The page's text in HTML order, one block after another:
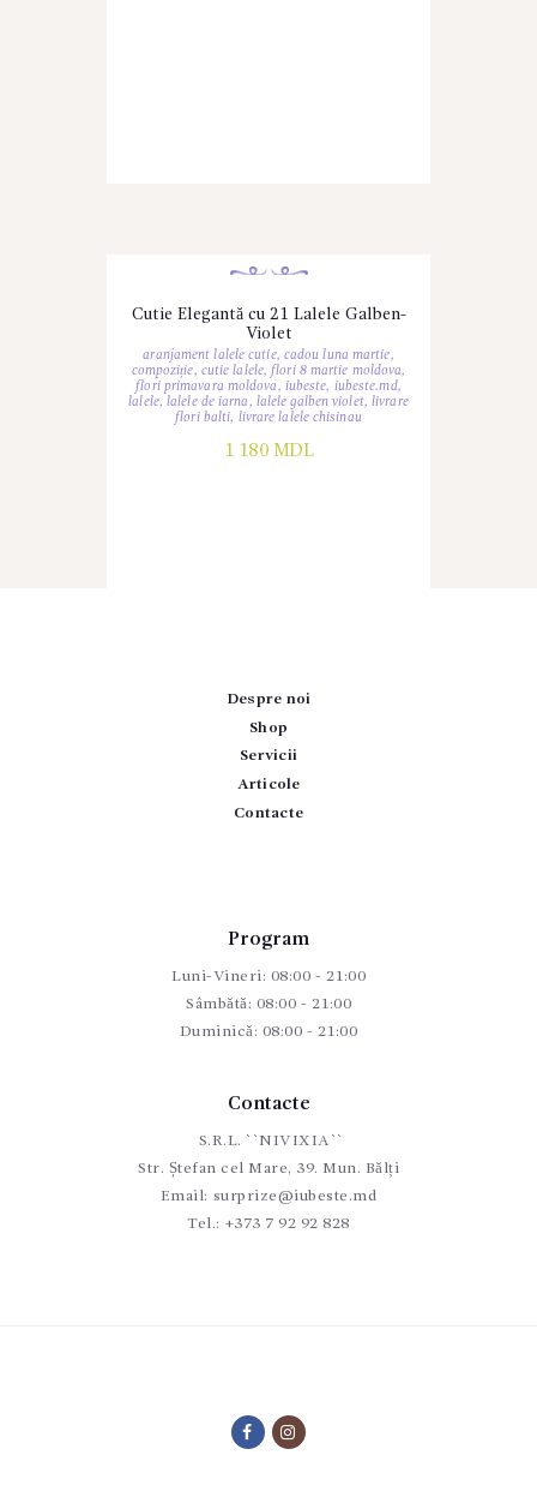
Cutie Elegantă cu 21 Lalele Galben-
Violet
aranjament lalele cutie, cadou luna martie,
compoziție, cutie lalele,flori 8 martie moldova,
flori primavara moldova, iubeste, iubeste.md,
lalele,lalele de iarna, lalele galben violet, livrare
flori balti, livrare lalele chisinau
1 180 MDL
Despre noi
Shop
Servicii
Articole
Contacte
Program
Luni-Vineri: 08:00 - 21:00
Sâmbătă: 08:00 - 21:00
Duminică: 08:00 - 21:00
Contacte
S.R.L. ``NIVIXIA``
Str. Ștefan cel Mare, 39. Mun. Bălți
Email: surprize@iubeste.md
Tel.: +373 7 92 92 828